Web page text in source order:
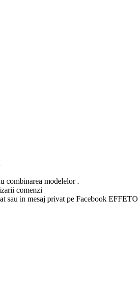
combinarea modelelor .
comenzi
sau in mesaj privat pe Facebook EFFETO